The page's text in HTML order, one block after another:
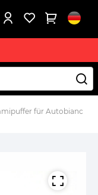
für Autobianchi